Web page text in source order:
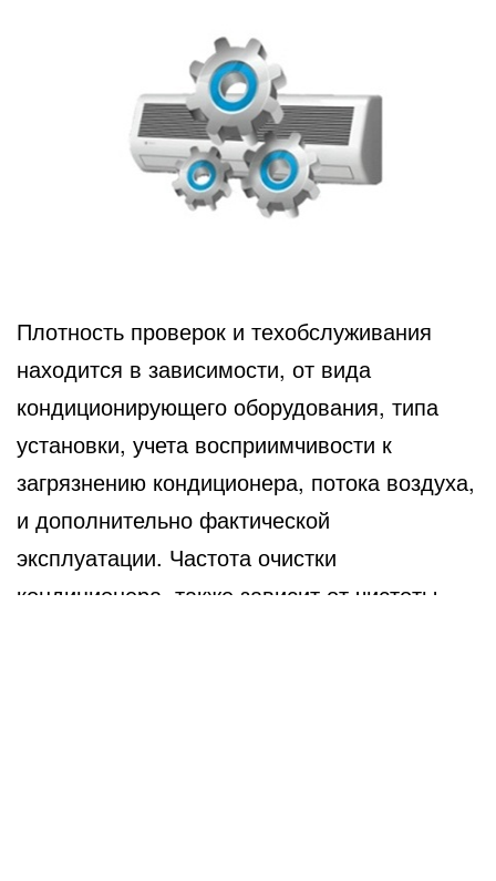
Плотность проверок и техобслуживания
находится в зависимости, от вида
кондиционирующего оборудования, типа
установки, учета восприимчивости к
загрязнению кондиционера, потока воздуха,
и дополнительно фактической
эксплуатации. Частота очистки
кондиционера, также зависит от чистоты